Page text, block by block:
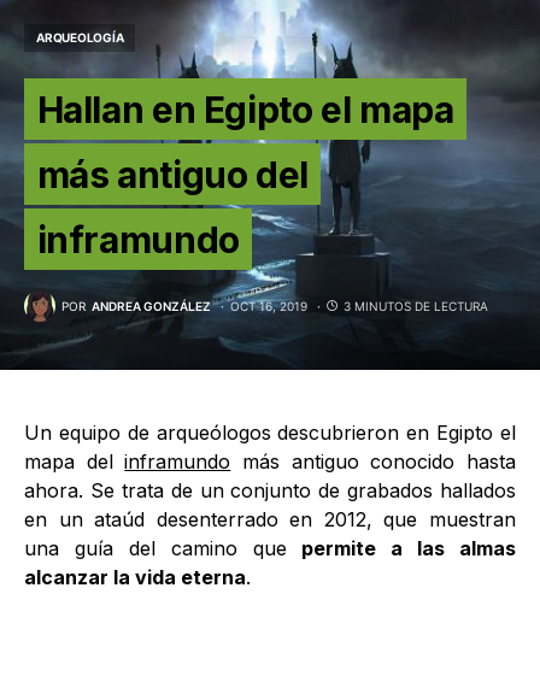
ARQUEOLOGÍA
Hallan en Egipto el mapa
más antiguo del
inframundo
POR ANDREA GONZÁLEZ OCT 16, 2019 3 MINUTOS DE LECTURA
Un equipo de arqueólogos descubrieron en Egipto el
mapa delinframundo más antiguo conocido hasta
ahora. Se trata de un conjunto de grabados hallados
en un ataúd desenterrado en 2012, que muestran
una guía del camino que permite a las almas
alcanzar la vida eterna.